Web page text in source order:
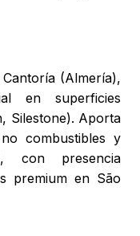
(Almería),
en superficies
Silestone). Aporta
combustibles y
con presencia
premium en São